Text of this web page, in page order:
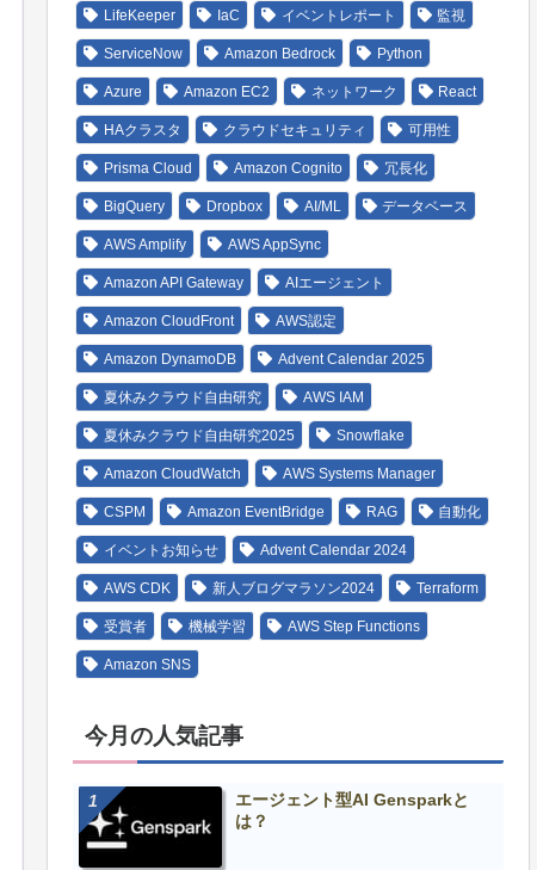
知先メーリングリスト(通知先が複数ある場合はアドレスを追加)
ル：EMAIL
LifeKeeper IaC イベントレポート 監視
ServiceNow Amazon Bedrock Python
Azure Amazon EC2 ネットワーク React
HAクラスタ クラウドセキュリティ 可用性
Prisma Cloud Amazon Cognito 冗長化
BigQuery Dropbox AI/ML データベース
AWS Amplify AWS AppSync
Amazon API Gateway AIエージェント
Amazon CloudFront AWS認定
Amazon DynamoDB Advent Calendar 2025
夏休みクラウド自由研究 AWS IAM
夏休みクラウド自由研究2025 Snowflake
Amazon CloudWatch AWS Systems Manager
CSPM Amazon EventBridge RAG 自動化
イベントお知らせ Advent Calendar 2024
AWS CDK 新人ブログマラソン2024 Terraform
受賞者 機械学習 AWS Step Functions
Amazon SNS
今月の人気記事
エージェント型AI Gensparkと
は？